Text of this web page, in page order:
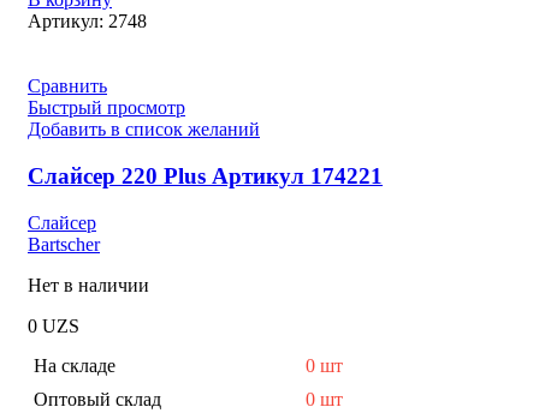
Артикул: 2748
Сравнить
Быстрый просмотр
Добавить в список желаний
Слайсер 220 Plus Артикул 174221
Слайсер
Bartscher
Нет в наличии
0 UZS
На складе
0 шт
Оптовый склад
0 шт